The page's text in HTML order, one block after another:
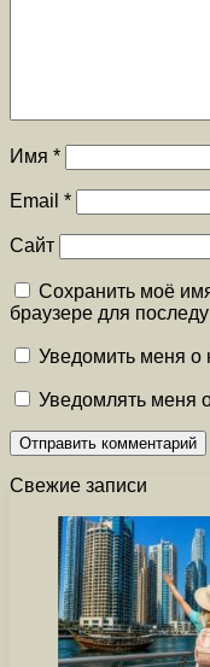
Имя *
Email *
Сайт
Сохранить моё
браузере для
Уведомить меня о
Уведомлять меня
Свежие записи